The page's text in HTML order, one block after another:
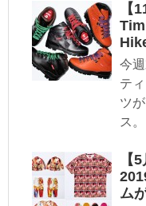
【
今
テ
ツ
ス
【
ム